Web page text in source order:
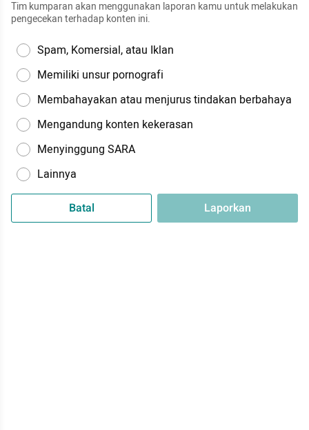
Tim kumparan akan menggunakan laporan kamu untuk melakukan
pengecekan terhadap konten ini.
Spam, Komersial, atau Iklan
Memiliki unsur pornografi
Membahayakan atau menjurus tindakan berbahaya
Mengandung konten kekerasan
Menyinggung SARA
Lainnya
Batal Laporkan